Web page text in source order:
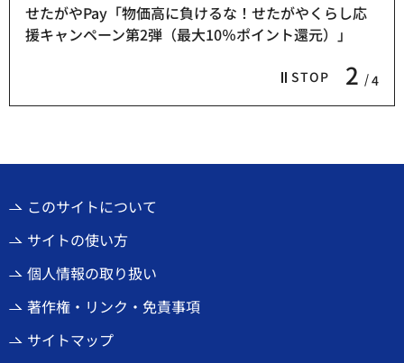
STOP 2 4
せたがやPay「物価高に負けるな！せたがやくらし応
援キャンペーン第2弾（最大10％ポイント還元）」
このサイトについて
サイトの使い方
個人情報の取り扱い
著作権・リンク・免責事項
サイトマップ